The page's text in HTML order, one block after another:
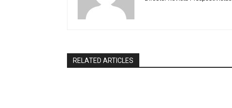
RELATED ARTICLES